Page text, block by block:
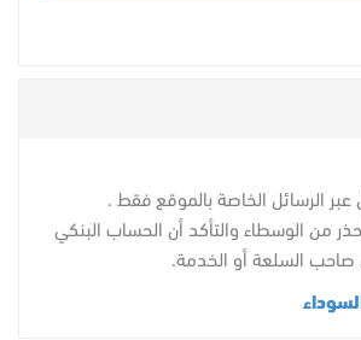
الرسائل الخاصة بالموقع فقط .
من الوسطاء والتأكد أن الحساب البنكي
السلعة أو الخدمة.